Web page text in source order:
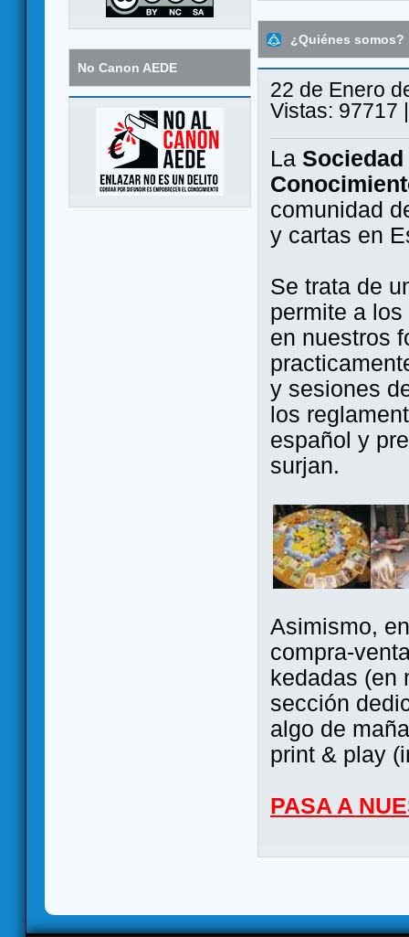
No Canon AEDE
¿Quiénes somos?
22 de Enero
Vistas: 97717
La
comunidad
y cartas en
Se trata de
permite a
en nuestros
y sesiones
los
español y
surjan.
Asimismo,
compra-
kedadas (en
sección
algo de
print & play
PASA A